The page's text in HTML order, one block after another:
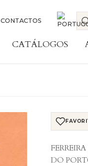
CONTACTOS
CATÁLOGOS
DO